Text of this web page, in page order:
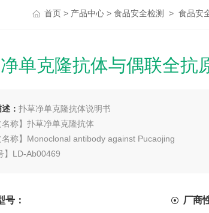
首页 > 产品中心 > 食品安全检测 > 食品安
单克隆抗体与偶联全抗
： 扑草净单克隆抗体说明书
名称】扑草净单克隆抗体
名称】Monoclonal antibody against Pucaojing
】LD-Ab00469
状】液体，避免反复冻融
号： 厂商